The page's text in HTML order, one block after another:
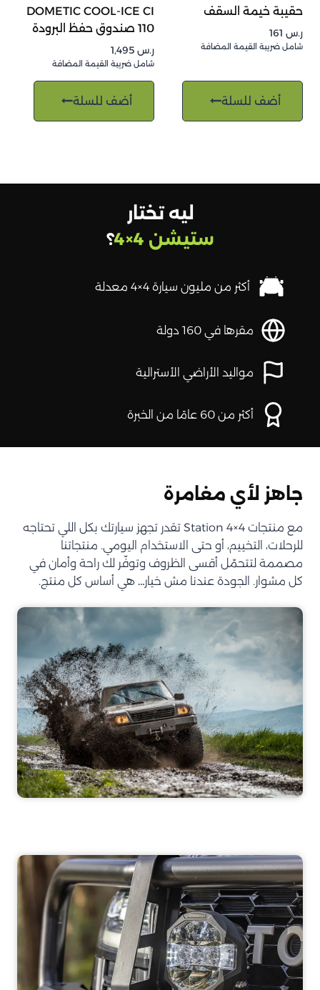
حقيبة خيمة السقف
ر.س
شامل ضريبة القيمة المضافة
أضف للسلة
DOMETIC COOL-ICE CI
110 صندوق حفظ البرودة
ر.س
شامل ضريبة القيمة المضافة
أضف للسلة
ليه تختار
ستيشن 4×4
؟
أكثر من مليون سيارة 4×4 معدلة
مقرها في 160 دولة
مواليد الأراضي الأسترالية
أكثر من 60 عامًا من الخبرة
جاهز لأي مغامرة
مع منتجات Station 4×4 تقدر تجهز سيارتك بكل اللي تحتاجه
للرحلات، التخييم، أو حتى الاستخدام اليومي. منتجاتنا
مصممة لتتحمّل أقسى الظروف وتوفّر لك راحة وأمان في
كل مشوار. الجودة عندنا مش خيار… هي أساس كل منتج.